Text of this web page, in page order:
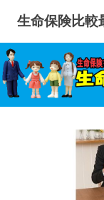
テ
ン
ツ
へ
ス
生命保険比較